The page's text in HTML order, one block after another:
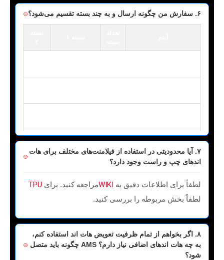
۶. سفارش من چگونه ارسال و به چند بسته تقسیم می‌شود؟
۷. آیا محدودیتی در استفاده از فیلامنت‌های مختلف برای هات
اندهای چپ و راست وجود دارد؟
لطفاً برای اطلاعات دقیق به WIKIمراجعه کنید. برای TPU
لطفاً بخش مربوطه را بررسی کنید.
۸. اگر بخواهم از تمام ظرفیت تعویض هات اند استفاده کنم،
به چه هات اندهای اضافی نیاز دارم؟ AMS چگونه باید متصل
شود؟